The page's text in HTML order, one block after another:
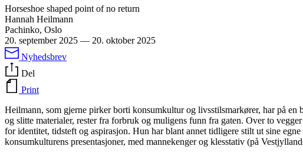
Horseshoe shaped point of no return
Hannah Heilmann
Pachinko, Oslo
20. september 2025 — 20. oktober 2025
Nyhedsbrev
Del
Print
Heilmann, som gjerne pirker borti konsumkultur og livsstilsmarkører, har på
og slitte materialer, rester fra forbruk og muligens funn fra gaten. Over to
for identitet, tidsteft og aspirasjon. Hun har blant annet tidligere stilt ut sine
konsumkulturens presentasjoner, med mannekenger og klesstativ (på